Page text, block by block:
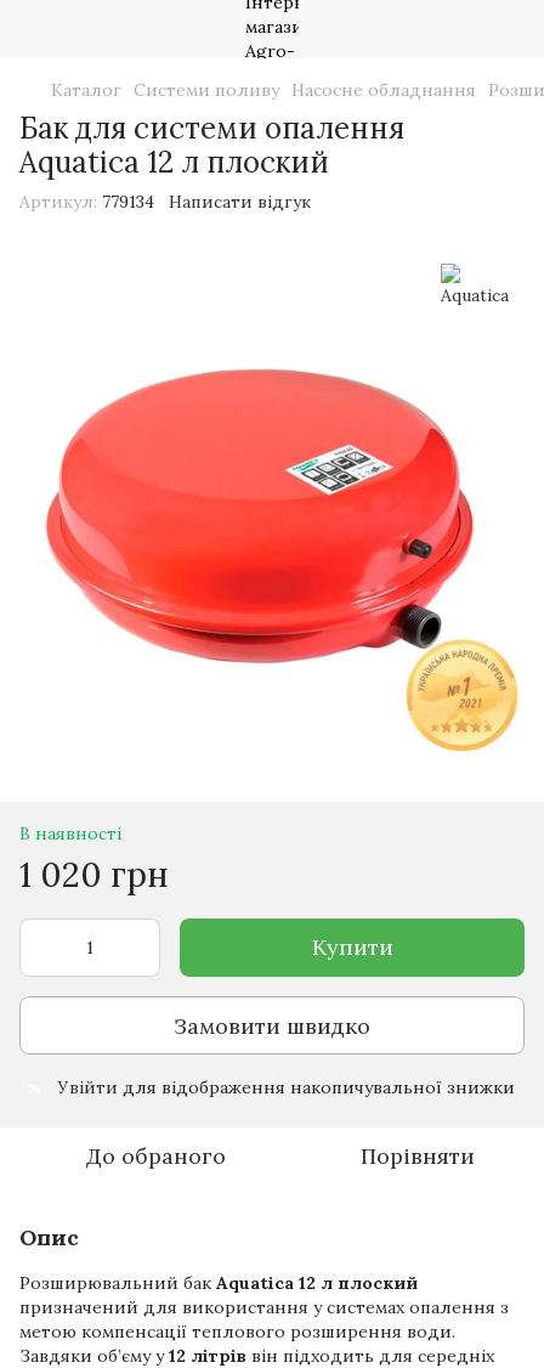
Каталог Системи поливу Насосне обладнання
Бак для системи опалення
Aquatica 12 л плоский
Артикул: 779134 Написати відгук
В наявності
1 020 грн
Купити
Замовити швидко
Увійти для відображення накопичувальної знижки
До обраного Порівняти
Опис
Розширювальний бак Aquatica 12 л плоский
призначений для використання у системах опалення з
метою компенсації теплового розширення води.
Завдяки об’єму у12 літрів він підходить для середніх